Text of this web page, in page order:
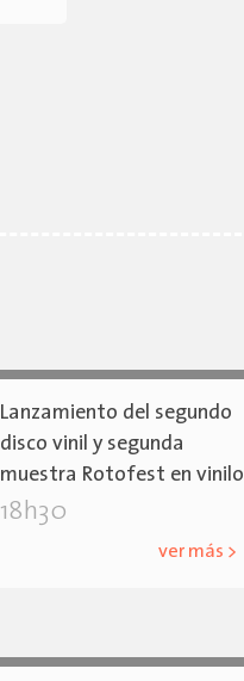
Lanzamiento del segundo
disco vinil y segunda
muestra Rotofest en vinilo
18h30
ver más >